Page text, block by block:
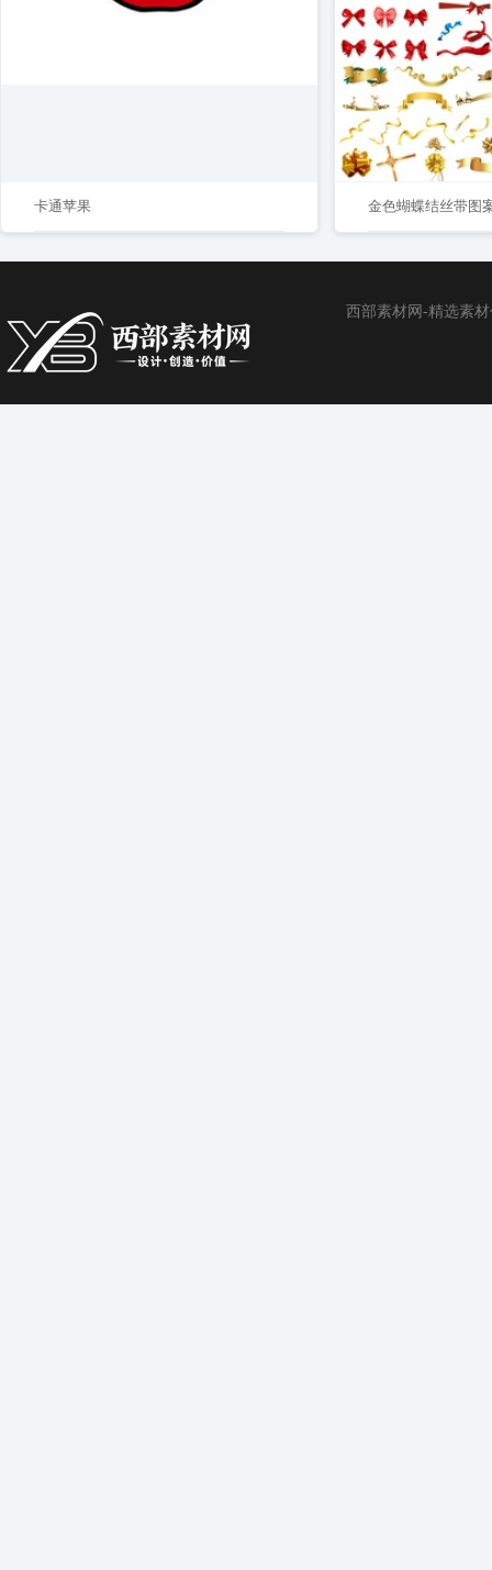
卡通苹果 金色蝴蝶结丝带图
西部素材网-精选素